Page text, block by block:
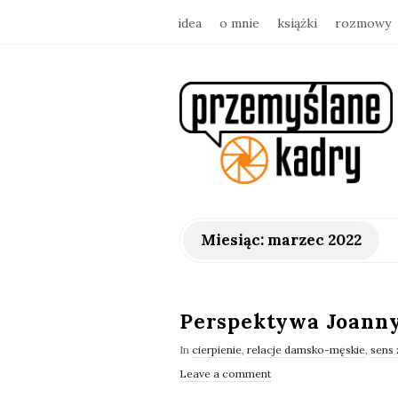
idea o mnie książki rozmowy
p
y
ś
Miesiąc: marzec 2022
Perspektywa
In cierpienie relacje damsko-męskie sens
Leave a comment